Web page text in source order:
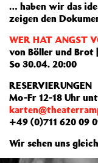
… haben wir das
zeigen den
WER HAT ANGST
von Böller und Brot
So 30.04. 20:00
RESERVIERUNGEN
Mo-Fr 12-18 Uhr
+49 (0)711 620 09
Wir sehen uns